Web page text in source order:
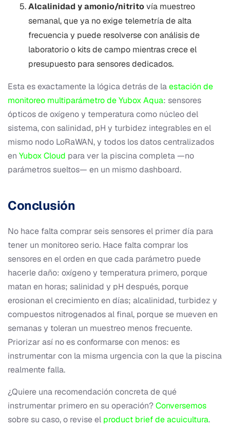
Alcalinidad y amonio/nitritovía muestreo
semanal, que ya no exige telemetría de alta
frecuencia y puede resolverse con análisis de
laboratorio o kits de campo mientras crece el
presupuesto para sensores dedicados.
Esta es exactamente la lógica detrás de laestación de
monitoreo multiparámetro de Yubox Aqua: sensores
ópticos de oxígeno y temperatura como núcleo del
sistema, con salinidad, pH y turbidez integrables en el
mismo nodo LoRaWAN, y todos los datos centralizados
en Yubox Cloud para ver la piscina completa —no
parámetros sueltos— en un mismo dashboard.
Conclusión
No hace falta comprar seis sensores el primer día para
tener un monitoreo serio. Hace falta comprar los
sensores en el orden en que cada parámetro puede
hacerle daño: oxígeno y temperatura primero, porque
matan en horas; salinidad y pH después, porque
erosionan el crecimiento en días; alcalinidad, turbidez y
compuestos nitrogenados al final, porque se mueven en
semanas y toleran un muestreo menos frecuente.
Priorizar así no es conformarse con menos: es
instrumentar con la misma urgencia con la que la piscina
realmente falla.
¿Quiere una recomendación concreta de qué
instrumentar primero en su operación?Conversemos
sobre su caso, o revise el product brief de acuicultura.